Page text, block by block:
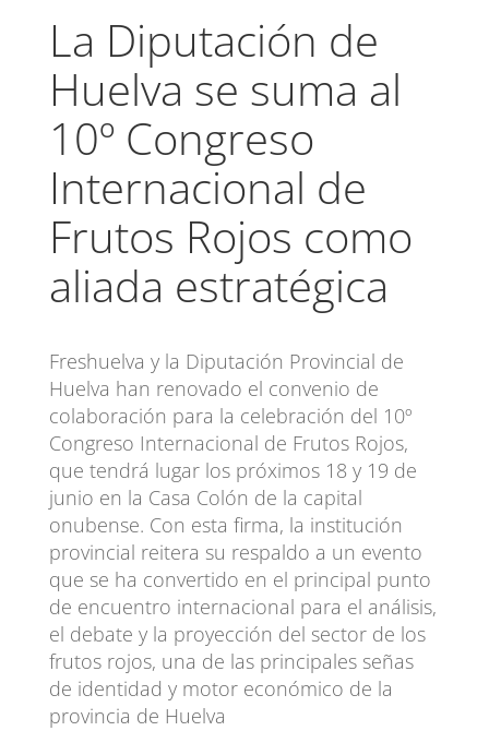
La Diputación de
Huelva se suma al
10º Congreso
Internacional de
Frutos Rojos como
aliada estratégica
Freshuelva y la Diputación Provincial de
Huelva han renovado el convenio de
colaboración para la celebración del 10º
Congreso Internacional de Frutos Rojos,
que tendrá lugar los próximos 18 y 19 de
junio en la Casa Colón de la capital
onubense. Con esta firma, la institución
provincial reitera su respaldo a un evento
que se ha convertido en el principal punto
de encuentro internacional para el análisis,
el debate y la proyección del sector de los
frutos rojos, una de las principales señas
de identidad y motor económico de la
provincia de Huelva